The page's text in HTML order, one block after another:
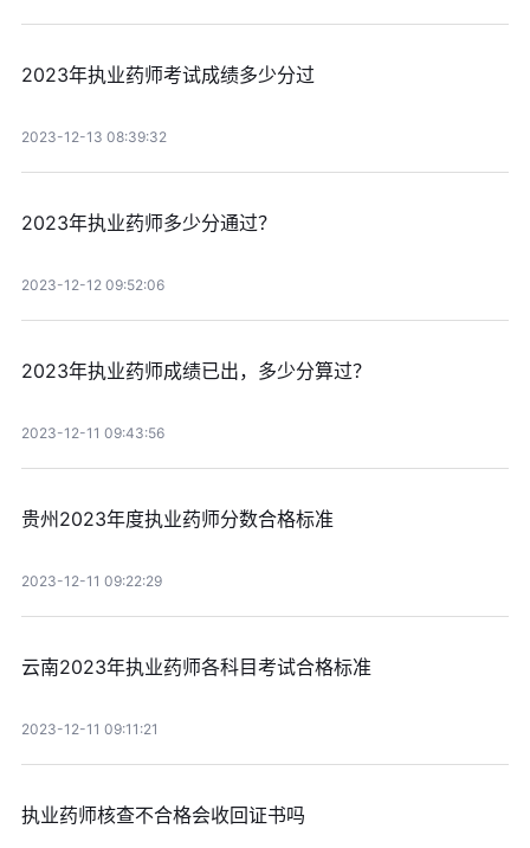
2023年执业药师考试成绩多少分过
2023-12-13 08:39:32
2023年执业药师多少分通过？
2023-12-12 09:52:06
2023年执业药师成绩已出，多少分算过？
2023-12-11 09:43:56
贵州2023年度执业药师分数合格标准
2023-12-11 09:22:29
云南2023年执业药师各科目考试合格标准
2023-12-11 09:11:21
执业药师核查不合格会收回证书吗